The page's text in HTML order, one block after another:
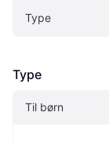
Type
Type
Til børn